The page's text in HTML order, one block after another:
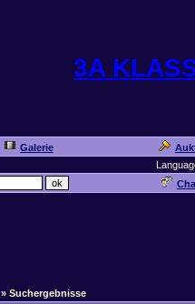
3A
Galerie
» Suchergebnisse